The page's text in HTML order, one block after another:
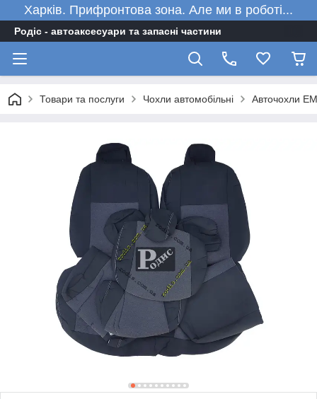
Харків. Прифронтова зона. Але ми в роботі...
Родіс - автоаксесуари та запасні частини
Товари та послуги Чохли автомобільні Авточохли